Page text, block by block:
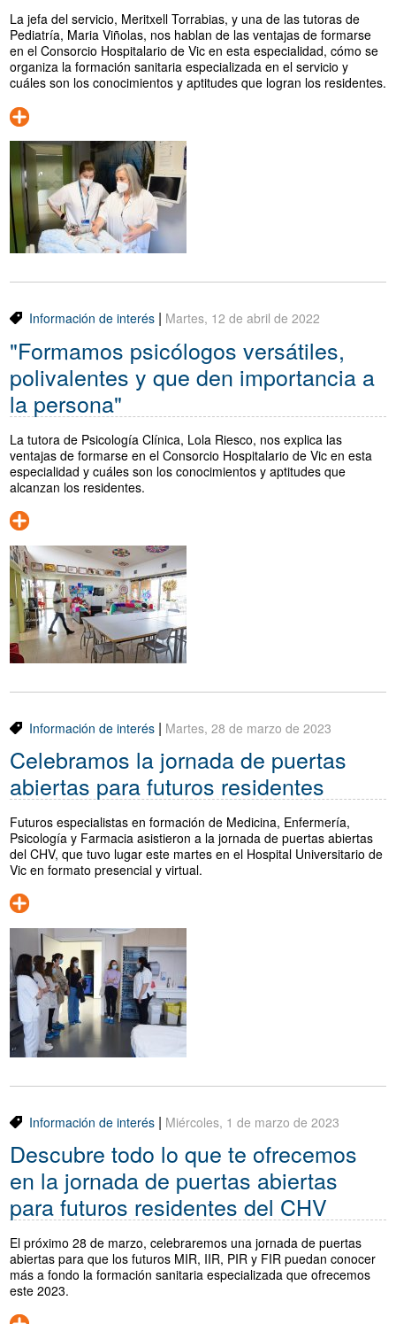
La jefa del servicio, Meritxell Torrabias, y una de las tutoras de
Pediatría, Maria Viñolas, nos hablan de las ventajas de formarse
en el Consorcio Hospitalario de Vic en esta especialidad, cómo se
organiza la formación sanitaria especializada en el servicio y
cuáles son los conocimientos y aptitudes que logran los residentes.
Información de interés| Martes, 12 de abril de 2022
"Formamos psicólogos versátiles,
polivalentes y que den importancia a
la persona"
La tutora de Psicología Clínica, Lola Riesco, nos explica las
ventajas de formarse en el Consorcio Hospitalario de Vic en esta
especialidad y cuáles son los conocimientos y aptitudes que
alcanzan los residentes.
Información de interés| Martes, 28 de marzo de 2023
Celebramos la jornada de puertas
abiertas para futuros residentes
Futuros especialistas en formación de Medicina, Enfermería,
Psicología y Farmacia asistieron a la jornada de puertas abiertas
del CHV, que tuvo lugar este martes en el Hospital Universitario de
Vic en formato presencial y virtual.
Información de interés| Miércoles, 1 de marzo de 2023
Descubre todo lo que te ofrecemos
en la jornada de puertas abiertas
para futuros residentes del CHV
El próximo 28 de marzo, celebraremos una jornada de puertas
abiertas para que los futuros MIR, IIR, PIR y FIR puedan conocer
más a fondo la formación sanitaria especializada que ofrecemos
este 2023.